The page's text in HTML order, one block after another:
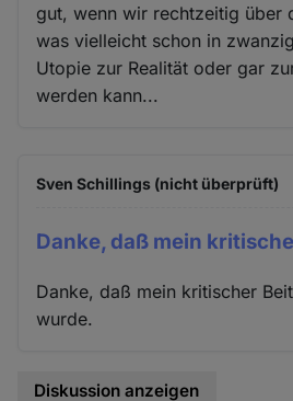
gut, wenn wir rechtzeitig über
was vielleicht schon in
Utopie zur Realität oder gar
werden kann...
Sven Schillings (nicht überprüft)
Danke, daß mein
Danke, daß mein kritischer
wurde.
Diskussion anzeigen